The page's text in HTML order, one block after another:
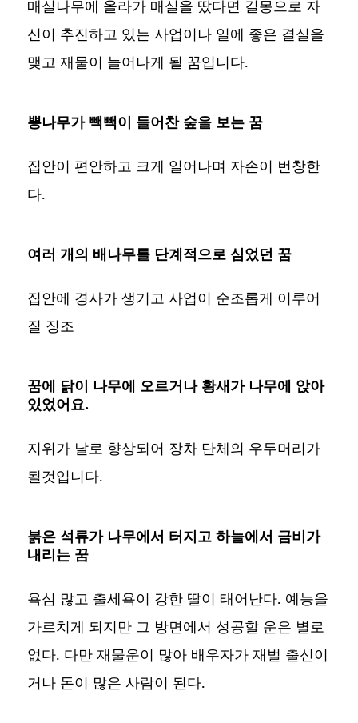
매실나무에 올라가 매실을 땄다면 길몽으로 자
신이 추진하고 있는 사업이나 일에 좋은 결실을
맺고 재물이 늘어나게 될 꿈입니다.
뽕나무가 빽빽이 들어찬 숲을 보는 꿈
집안이 편안하고 크게 일어나며 자손이 번창한
다.
여러 개의 배나무를 단계적으로 심었던 꿈
집안에 경사가 생기고 사업이 순조롭게 이루어
질 징조
꿈에 닭이 나무에 오르거나 황새가 나무에 앉아
있었어요.
지위가 날로 향상되어 장차 단체의 우두머리가
될것입니다.
붉은 석류가 나무에서 터지고 하늘에서 금비가
내리는 꿈
욕심 많고 출세욕이 강한 딸이 태어난다. 예능을
가르치게 되지만 그 방면에서 성공할 운은 별로
없다. 다만 재물운이 많아 배우자가 재벌 출신이
거나 돈이 많은 사람이 된다.